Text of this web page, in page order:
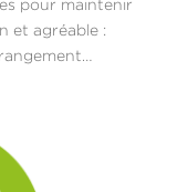
pour maintenir
et agréable :